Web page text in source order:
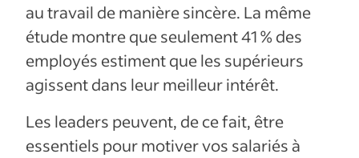
au travail de manière sincère. La même
étude montre que seulement 41 % des
employés estiment que les supérieurs
agissent dans leur meilleur intérêt.
Les leaders peuvent, de ce fait, être
essentiels pour motiver vos salariés à